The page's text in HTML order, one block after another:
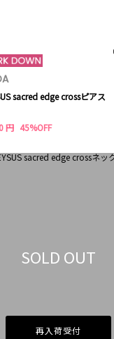
sacred edge crossピアス
円 45%OFF
SOLD OUT
再入荷受付